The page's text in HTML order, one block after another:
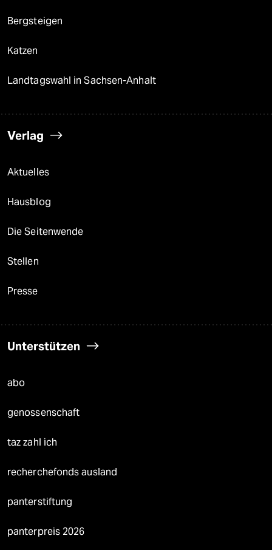
Bergsteigen
Katzen
Landtagswahl in Sachsen-Anhalt
Verlag
Aktuelles
Hausblog
Die Seitenwende
Stellen
Presse
Unterstützen
abo
genossenschaft
taz zahl ich
recherchefonds ausland
panterstiftung
panterpreis 2026